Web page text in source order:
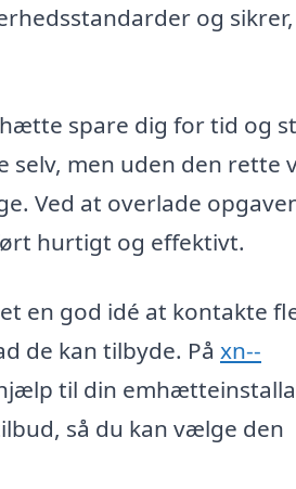
og
spare dig for tid og
men uden den rette
Ved at overlade
hurtigt og effektivt.
en god idé at kontakte
de kan tilbyde. På xn--
til din
så du kan vælge den